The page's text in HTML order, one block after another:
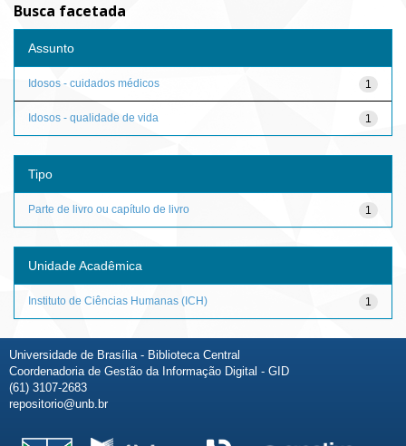
Busca facetada
Assunto
1
Idosos - cuidados médicos
1
Idosos - qualidade de vida
Tipo
1
Parte de livro ou capítulo de livro
Unidade Acadêmica
1
Instituto de Ciências Humanas (ICH)
Universidade de Brasília - Biblioteca Central
Coordenadoria de Gestão da Informação Digital - GID
(61) 3107-2683
repositorio@unb.br